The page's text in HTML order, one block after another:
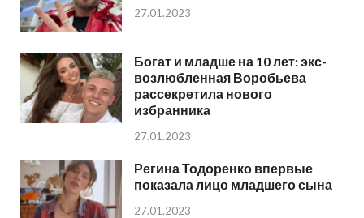
27.01.2023
Богат и младше на 10 лет: экс-
возлюбленная Воробьева
рассекретила нового
избранника
27.01.2023
Регина Тодоренко впервые
показала лицо младшего сына
27.01.2023